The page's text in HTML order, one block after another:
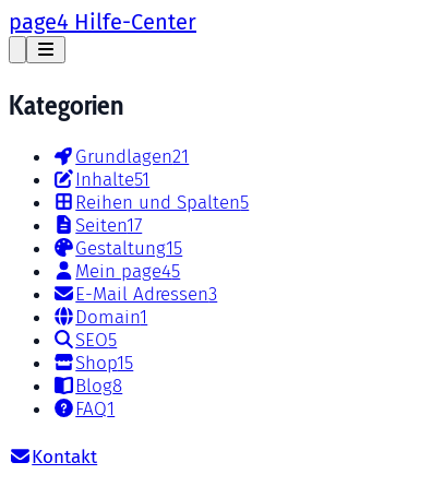
page4 Hilfe-Center
Kategorien
Grundlagen21
Inhalte51
Reihen und Spalten5
Seiten17
Gestaltung15
Mein page45
E-Mail Adressen3
Domain1
SEO5
Shop15
Blog8
FAQ1
Kontakt